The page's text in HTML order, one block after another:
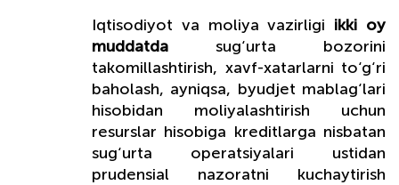
Iqtisodiyot va moliya vazirligi ikki oy
muddatda sug‘urta bozorini
takomillashtirish, xavf-xatarlarni to‘g‘ri
baholash, ayniqsa, byudjet mablag‘lari
hisobidan moliyalashtirish uchun
resurslar hisobiga kreditlarga nisbatan
sug‘urta operatsiyalari ustidan
prudensial nazoratni kuchaytirish